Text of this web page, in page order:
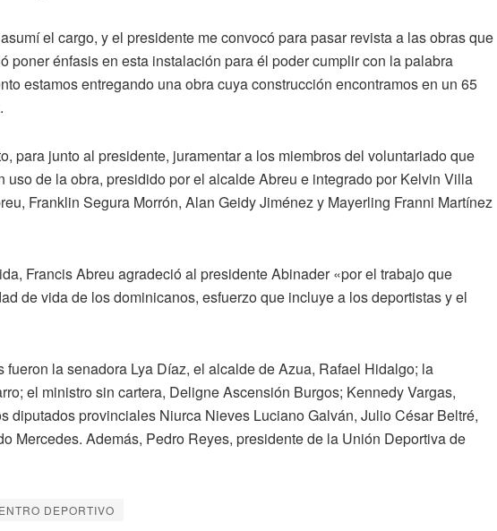
el cargo, y el presidente me convocó para pasar revista a las obras que
poner énfasis en esta instalación para él poder cumplir con la palabra
estamos entregando una obra cuya construcción encontramos en un 65
para junto al presidente, juramentar a los miembros del voluntariado que
uso de la obra, presidido por el alcalde Abreu e integrado por Kelvin Villa
Franklin Segura Morrón, Alan Geidy Jiménez y Mayerling Franni Martínez
Francis Abreu agradeció al presidente Abinader «por el trabajo que
de vida de los dominicanos, esfuerzo que incluye a los deportistas y el
fueron la senadora Lya Díaz, el alcalde de Azua, Rafael Hidalgo; la
el ministro sin cartera, Deligne Ascensión Burgos; Kennedy Vargas,
diputados provinciales Niurca Nieves Luciano Galván, Julio César Beltré,
Mercedes. Además, Pedro Reyes, presidente de la Unión Deportiva de
DEPORTIVO